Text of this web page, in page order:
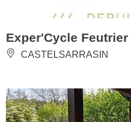
Exper'Cycle Feutrier
CASTELSARRASIN